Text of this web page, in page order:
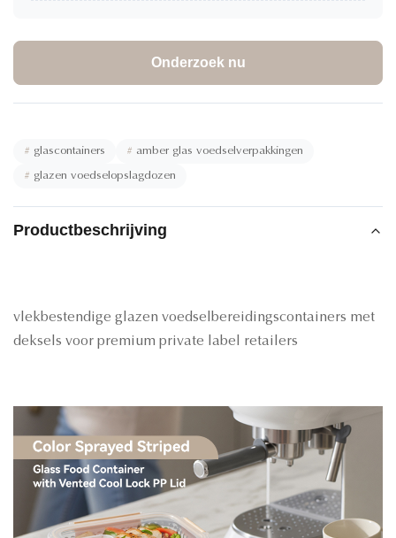
Onderzoek nu
# glascontainers # amber glas voedselverpakkingen
# glazen voedselopslagdozen
Productbeschrijving
vlekbestendige glazen voedselbereidingscontainers met
deksels voor premium private label retailers